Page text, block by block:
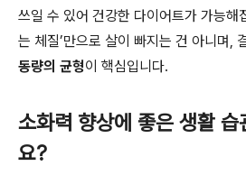
쓰일 수 있어 건강한 다이어트가 가능해
는 체질’만으로 살이 빠지는 건 아니며,
동량의 균형이 핵심입니다.
소화력 향상에 좋은 생활
요?